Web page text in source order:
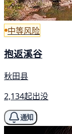
中等风险
抱返溪谷
秋田县
2,134起出没
通知